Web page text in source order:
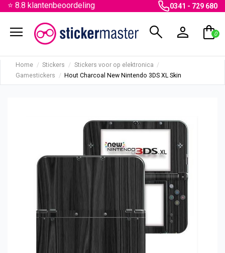
⭐ 8.8 klantenbeoordeling 0341 - 729 680
menu search person shopping_bag
0
Home Stickers
Stickers voor op elektronica
Gamestickers
Hout Charcoal New Nintendo 3DS XL Skin